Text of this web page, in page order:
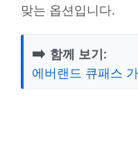
맞는 옵션입니다.
➡️ 함께 보기:
에버랜드 큐패스